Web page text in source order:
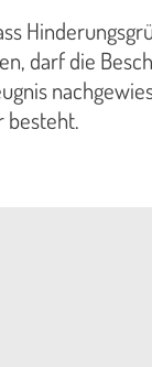
darf die
besteht.